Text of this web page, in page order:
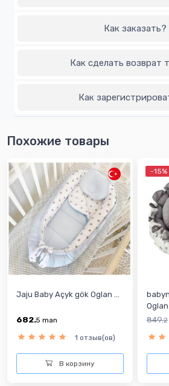
Как заказать?
Как сделать возврат
Как
Похожие товары
Jaju Baby Açyk gök Oglan ...
682.5 man
1 отзыв(ов)
В корзину
-15%
Oglan...
849.2